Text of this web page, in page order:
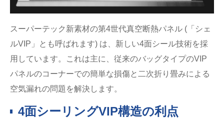
スーパーテック新素材の第4世代真空断熱パネル (「シェ
ルVIP」とも呼ばれます) は、新しい4面シール技術を採
用しています。これは主に、従来のバッグタイプのVIP
パネルのコーナーでの簡単な損傷と二次折り畳みによる
空気漏れの問題を解決します。
4面シーリングVIP構造の利点